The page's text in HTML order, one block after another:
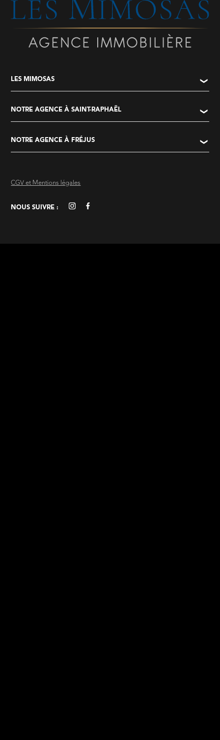
LES MIMOSAS
NOTRE AGENCE À SAINT-RAPHAËL
NOTRE AGENCE À FRÉJUS
CGV et Mentions légales
NOUS SUIVRE :